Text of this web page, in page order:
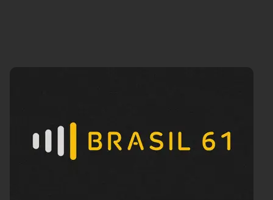
Tecnologia
Cinema
Infraestrutura
Internacional